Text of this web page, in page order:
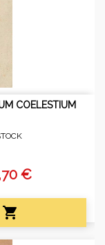
COELESTIUM
€
